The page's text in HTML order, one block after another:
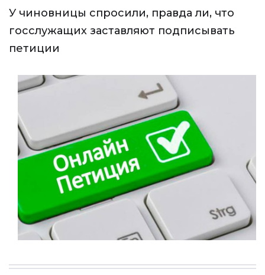
У чиновницы спросили, правда ли, что
госслужащих заставляют подписывать
петиции